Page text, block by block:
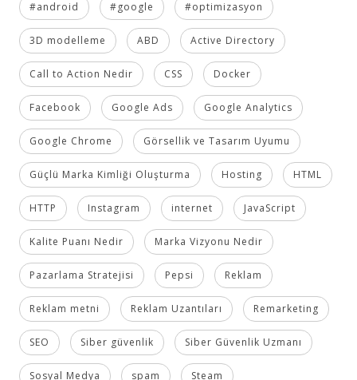
#android #google #optimizasyon
3D modelleme ABD Active Directory
Call to Action Nedir CSS Docker
Facebook Google Ads Google Analytics
Google Chrome Görsellik ve Tasarım Uyumu
Güçlü Marka Kimliği Oluşturma Hosting HTML
HTTP Instagram internet JavaScript
Kalite Puanı Nedir Marka Vizyonu Nedir
Pazarlama Stratejisi Pepsi Reklam
Reklam metni Reklam Uzantıları Remarketing
SEO Siber güvenlik Siber Güvenlik Uzmanı
Sosyal Medya spam Steam